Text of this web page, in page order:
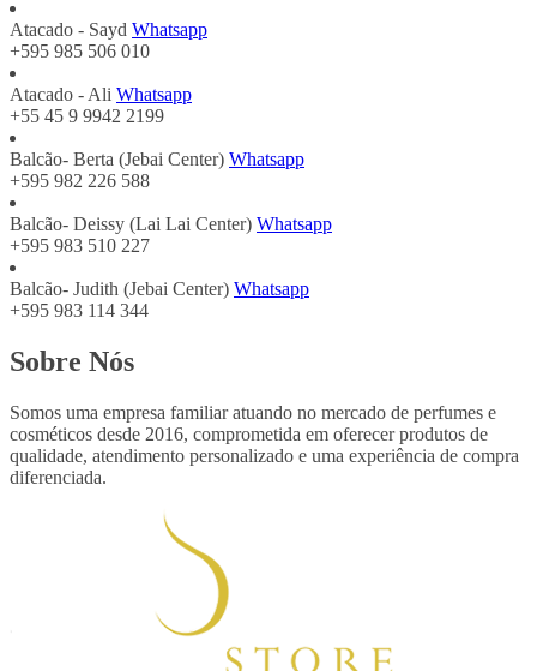
Atacado - Sayd Whatsapp
+595 985 506 010
Atacado - Ali Whatsapp
+55 45 9 9942 2199
Balcão- Berta (Jebai Center) Whatsapp
+595 982 226 588
Balcão- Deissy (Lai Lai Center) Whatsapp
+595 983 510 227
Balcão- Judith (Jebai Center) Whatsapp
+595 983 114 344
Sobre Nós
Somos uma empresa familiar atuando no mercado de perfumes e
cosméticos desde 2016, comprometida em oferecer produtos de
qualidade, atendimento personalizado e uma experiência de compra
diferenciada.